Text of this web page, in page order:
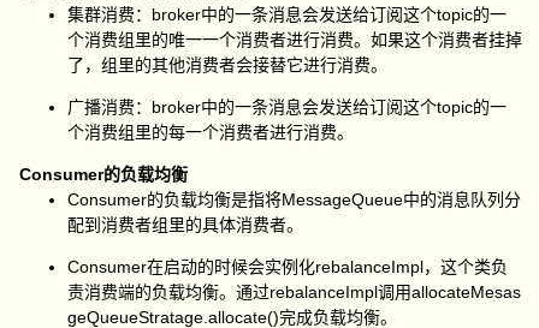
集群消费：broker中的一条消息会发送给订阅这个topic的一
个消费组里的唯一一个消费者进行消费。如果这个消费者挂掉
了，组里的其他消费者会接替它进行消费。
广播消费：broker中的一条消息会发送给订阅这个topic的一
个消费组里的每一个消费者进行消费。
Consumer的负载均衡
Consumer的负载均衡是指将MessageQueue中的消息队列分
配到消费者组里的具体消费者。
Consumer在启动的时候会实例化rebalanceImpl，这个类负
责消费端的负载均衡。通过rebalanceImpl调用allocateMesas
geQueueStratage.allocate()完成负载均衡。